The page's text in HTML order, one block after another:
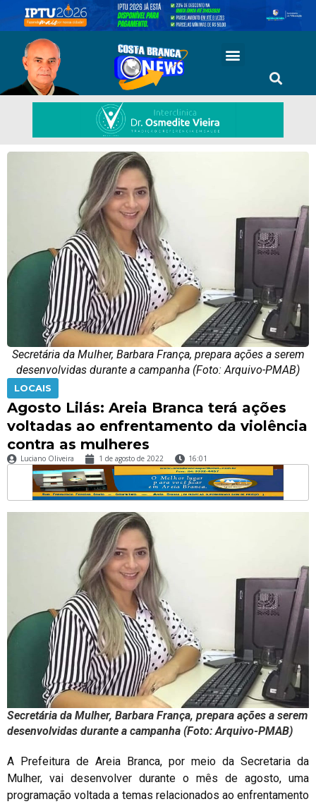
Secretária da Mulher, Barbara França, prepara ações a serem
desenvolvidas durante a campanha (Foto: Arquivo-PMAB)
LOCAIS
Agosto Lilás: Areia Branca terá ações
voltadas ao enfrentamento da violência
contra as mulheres
Luciano Oliveira 1 de agosto de 2022 16:01
Secretária da Mulher, Barbara França, prepara ações a serem
desenvolvidas durante a campanha (Foto: Arquivo-PMAB)
A Prefeitura de Areia Branca, por meio da Secretaria da
Mulher, vai desenvolver durante o mês de agosto, uma
programação voltada a temas relacionados ao enfrentamento